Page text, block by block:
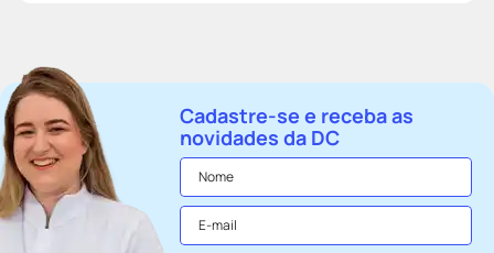
Cadastre-se e receba as
novidades da DC